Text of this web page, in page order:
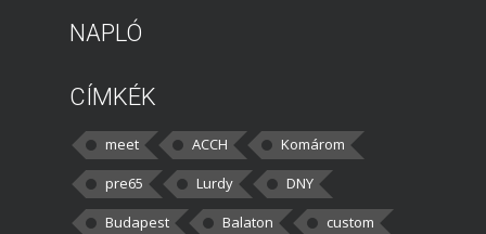
NAPLÓ
CÍMKÉK
meet ACCH
Komárom
pre65
Lurdy
DNY
Budapest
Balaton
custom